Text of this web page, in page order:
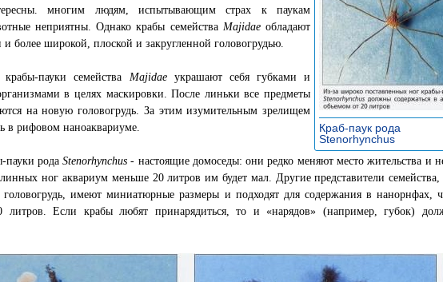
Краб-паук рода
Stenorhynchus
многим людям, испытывающим страх к паукам
неприятны. Однако крабы семейства Majidae обладают
более широкой, плоской и закругленной головогрудью.
пауки семейства Majidae украшают себя губками и
в целях маскировки. После линьки все предметы
на новую головогрудь. За этим изумительным зрелищем
в рифовом наноаквариуме.
пауки родаStenorhynchus- настоящие домоседы: они редко меняют место жительства и
ног аквариум меньше 20 литров им будет мал. Другие представители семейства,
головогрудь, имеют миниатюрные размеры и подходят для содержания в нанорнфах,
Если крабы любят принарядиться, то и «нарядов» (например, губок)